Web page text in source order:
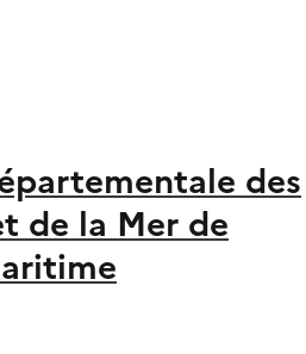
des
de la Mer de